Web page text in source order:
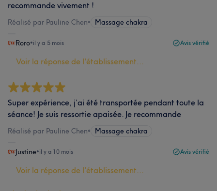
recommande vivement !
Réalisé par Pauline Chen• Massage chakra
Roro•il y a 5 mois Avis vérifié
Voir la réponse de l'établissement...
Super expérience, j’ai été transportée pendant toute la
séance! Je suis ressortie apaisée. Je recommande
Réalisé par Pauline Chen• Massage chakra
Justine•il y a 10 mois Avis vérifié
Voir la réponse de l'établissement...